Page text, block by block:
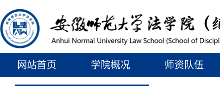
网站首页 学院概况 师资队伍